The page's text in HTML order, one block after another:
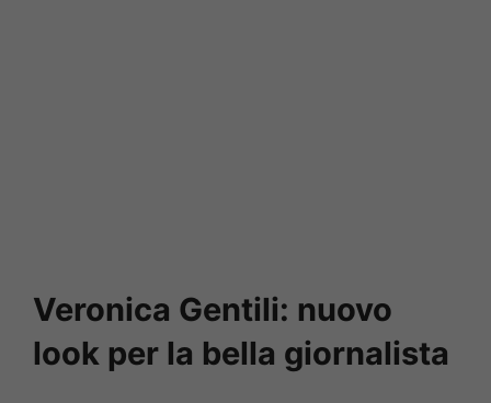
Veronica Gentili: nuovo
look per la bella giornalista